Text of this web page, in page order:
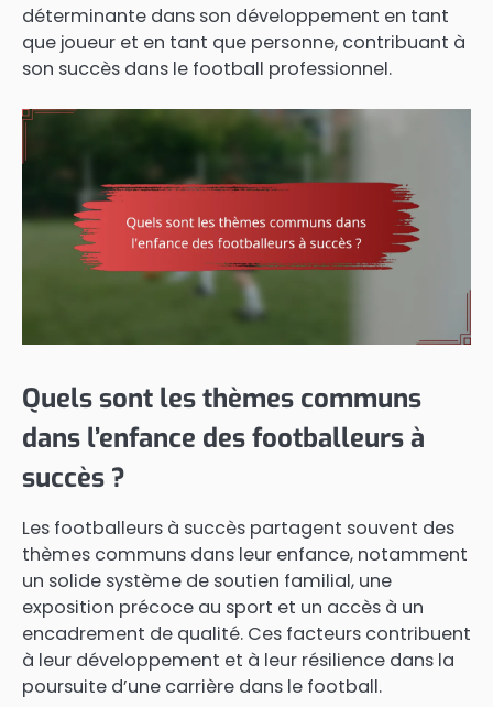
déterminante dans son développement en tant
que joueur et en tant que personne, contribuant à
son succès dans le football professionnel.
Quels sont les thèmes communs
dans l’enfance des footballeurs à
succès ?
Les footballeurs à succès partagent souvent des
thèmes communs dans leur enfance, notamment
un solide système de soutien familial, une
exposition précoce au sport et un accès à un
encadrement de qualité. Ces facteurs contribuent
à leur développement et à leur résilience dans la
poursuite d’une carrière dans le football.